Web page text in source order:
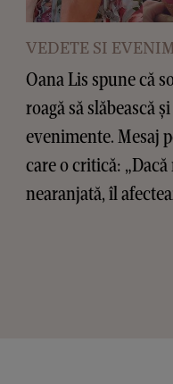
VEDETE SI
Oana Lis spune că
roagă să slăbească
evenimente. Mesaj
care o critică: „Dacă
nearanjată, îl